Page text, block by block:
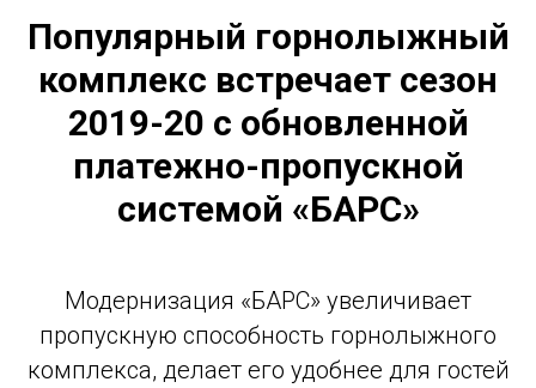
Популярный горнолыжный
комплекс встречает сезон
2019-20 с обновленной
платежно-пропускной
системой «БАРС»
Модернизация «БАРС» увеличивает
пропускную способность горнолыжного
комплекса, делает его удобнее для гостей